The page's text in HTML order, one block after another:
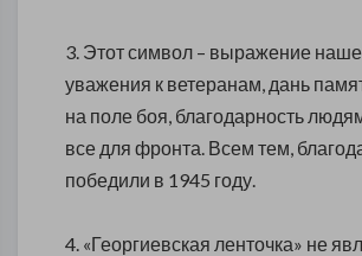
3. Этот символ – выражение
уважения к ветеранам, дань
на поле боя, благодарность
все для фронта. Всем тем,
победили в 1945 году.
4. «Георгиевская ленточка» не